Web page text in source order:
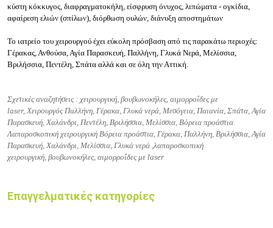
κύστη κόκκυγος, διαφραγματοκήλη, είσφρυση όνυχος, λιπώματα - ογκίδια,
αφαίρεση ελιών (σπίλων), διόρθωση ουλών, διάνυξη αποστημάτων
Το ιατρείο του χειρουργού έχει εύκολη πρόσβαση από τις παρακάτω περιοχές:
Γέρακας, Ανθούσα, Αγία Παρασκευή, Παλλήνη, Γλυκά Νερά, Μελίσσια,
Βριλήσσια, Πεντέλη, Σπάτα αλλά και σε όλη την Αττική.
Σχετικές αναζητήσεις : χειρουργική, βουβωνοκήλες, αιμορροΐδες με
laser, Χειρουργός Παλλήνη, Γέρακα, Γλυκά νερά, Μεσόγεια, Παιανία, Σπάτα, Αγία
Παρασκευή, Χαλάνδρι, Πεντέλη, Βριλήσσια, Μελίσσια, Βόρεια προάστια.
Λαπαροσκοπική χειρουργική Βόρεια προάστια, Γέρακα, Παλλήνη, Βριλήσσια, Αγία
Παρασκευή, Χαλάνδρι, Μελίσσια, Γλυκά νερά , λαπαροσκοπική
χειρουργική, βουβωνοκήλες, αιμορροΐδες με laser
Επαγγελματικές κατηγορίες